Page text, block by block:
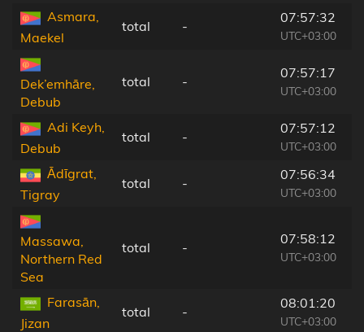
Asmara,
Maekel
total -
07:57:32
UTC+03:00
Dek’emhāre,
Debub
total -
07:57:17
UTC+03:00
Adi Keyh,
Debub
total -
07:57:12
UTC+03:00
Ādīgrat,
Tigray
total -
07:56:34
UTC+03:00
Massawa,
Northern Red
Sea
total -
07:58:12
UTC+03:00
Farasān,
Jizan
total -
08:01:20
UTC+03:00